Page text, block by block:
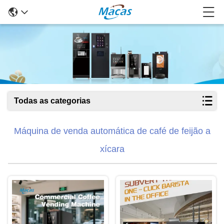
Todas as categorias
Máquina de venda automática de café de feijão a
xícara